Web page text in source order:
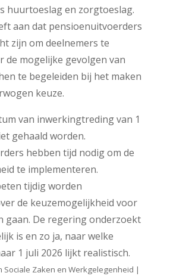
huurtoeslag en zorgtoeslag.
aan dat pensioenuitvoerders
zijn om deelnemers te
de mogelijke gevolgen van
te begeleiden bij het maken
keuze.
van inwerkingtreding van 1
gehaald worden.
hebben tijd nodig om de
te implementeren.
tijdig worden
de keuzemogelijkheid voor
gaan. De regering onderzoekt
is en zo ja, naar welke
1 juli 2026 lijkt realistisch.
Sociale Zaken en Werkgelegenheid |